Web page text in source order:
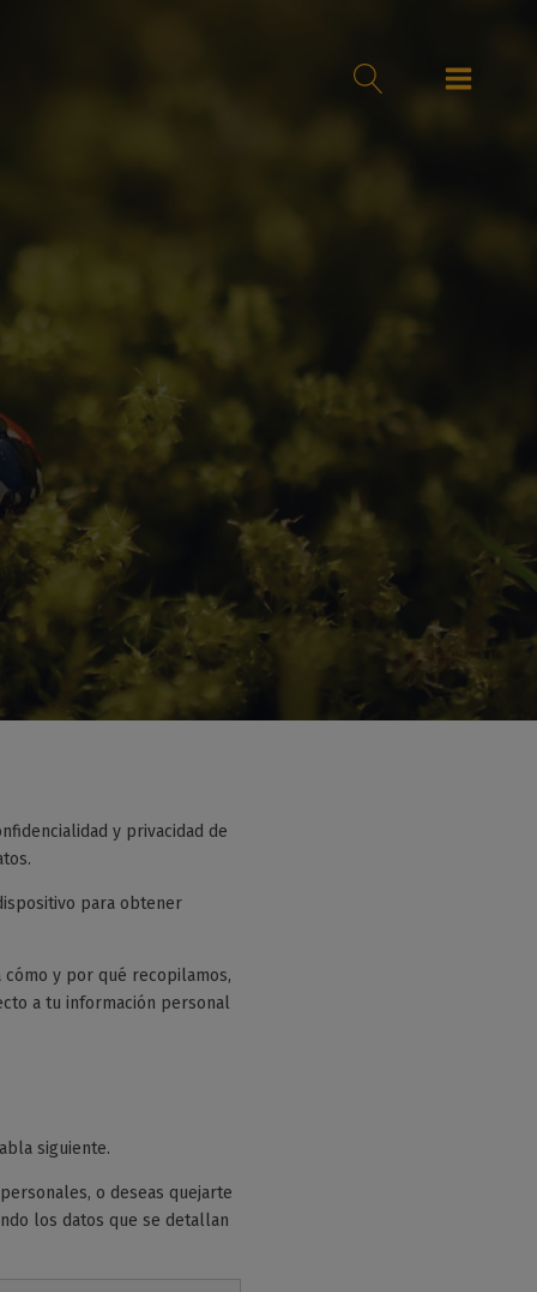
y privacidad de
para obtener
y por qué recopilamos,
a tu información personal
siguiente.
o deseas quejarte
los datos que se detallan